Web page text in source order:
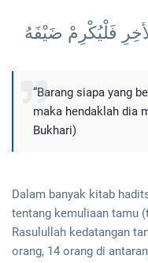
فَلْيُكْرِمْ ضَيْفَهُ
“Barang siapa yang
maka hendaklah dia
Bukhari)
Dalam banyak kitab
tentang kemuliaan tamu
Rasulullah kedatangan
orang, 14 orang di